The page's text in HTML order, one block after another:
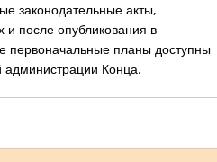
законодательные акты,
и после опубликования в
первоначальные планы доступны
администрации Конца.